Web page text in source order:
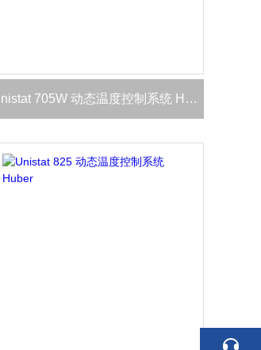
Unistat 705W 动态温度控制系统 Huber